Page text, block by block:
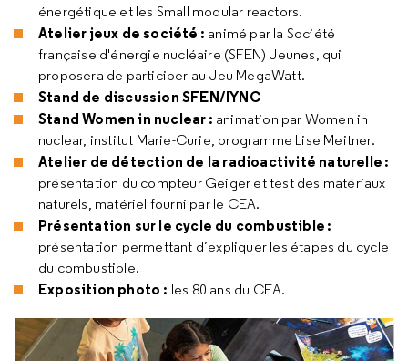
énergétique et les Small modular reactors.
Atelier jeux de société : animé par la Société
française d'énergie nucléaire (SFEN) Jeunes, qui
proposera de participer au Jeu MegaWatt.
Stand de discussion SFEN/IYNC
Stand Women in nuclear : animation par Women in
nuclear, institut Marie-Curie, programme Lise Meitner.
Atelier de détection de la radioactivité naturelle :
présentation du compteur Geiger et test des matériaux
naturels, matériel fourni par le CEA.
Présentation sur le cycle du combustible :
présentation permettant d’expliquer les étapes du cycle
du combustible.
Exposition photo : les 80 ans du CEA.